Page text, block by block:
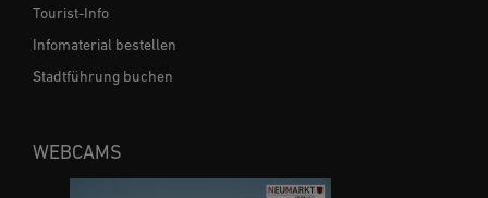
Tourist-Info
Infomaterial bestellen
Stadtführung buchen
WEBCAMS